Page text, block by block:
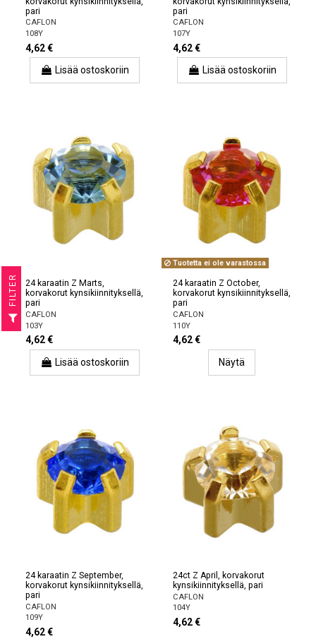
pari
CAFLON
108Y
4,62 €
Lisää ostoskoriin
pari
CAFLON
107Y
4,62 €
Lisää ostoskoriin
24 karaatin Z Marts,
korvakorut kynsikiinnityksellä,
pari
CAFLON
103Y
4,62 €
Lisää ostoskoriin
Tuotetta ei ole varastossa
24 karaatin Z October,
korvakorut kynsikiinnityksellä,
pari
CAFLON
110Y
4,62 €
Näytä
24 karaatin Z September,
korvakorut kynsikiinnityksellä,
pari
CAFLON
109Y
4,62 €
24ct Z April, korvakorut
kynsikiinnityksellä, pari
CAFLON
104Y
4,62 €
R